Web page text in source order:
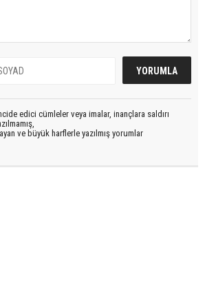
edici cümleler veya imalar, inançlara saldırı
ve büyük harflerle yazılmış yorumlar